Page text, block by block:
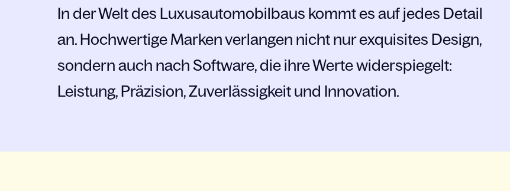
In der Welt des Luxusautomobilbaus kommt es auf jedes Detail
an. Hochwertige Marken verlangen nicht nur exquisites Design,
sondern auch nach Software, die ihre Werte widerspiegelt:
Leistung, Präzision, Zuverlässigkeit und Innovation.